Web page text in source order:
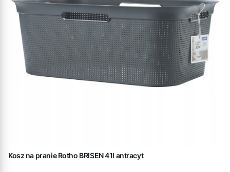
Kosz na pranie Rotho BRISEN 41l antracyt